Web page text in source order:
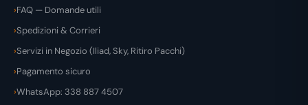
FAQ — Domande utili
Spedizioni & Corrieri
Servizi in Negozio (Iliad, Sky, Ritiro Pacchi)
Pagamento sicuro
WhatsApp: 338 887 4507